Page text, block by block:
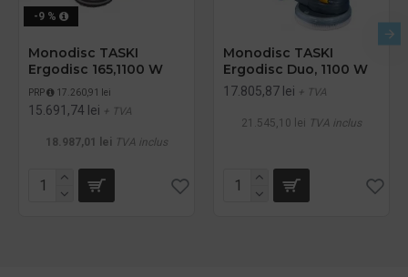
-9 %
Monodisc TASKI
Ergodisc 165,1100 W
PRP 17.260,91 lei
15.691,74 lei + TVA
18.987,01 lei TVA inclus
Monodisc TASKI
Ergodisc Duo, 1100 W
17.805,87 lei + TVA
21.545,10 lei TVA inclus